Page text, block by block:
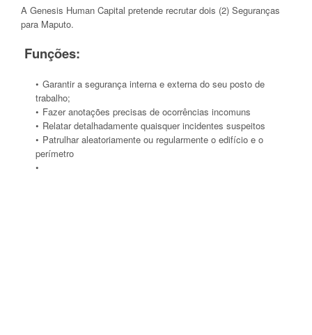
A Genesis Human Capital pretende recrutar dois (2) Seguranças
para Maputo.
Funções:
Garantir a segurança interna e externa do seu posto de
trabalho;
Fazer anotações precisas de ocorrências incomuns
Relatar detalhadamente quaisquer incidentes suspeitos
Patrulhar aleatoriamente ou regularmente o edifício e o
perímetro